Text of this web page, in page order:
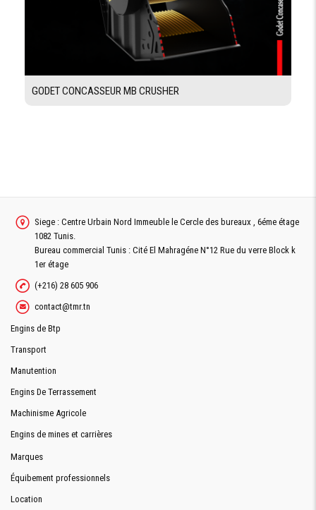
GODET CONCASSEUR MB CRUSHER
Siege : Centre Urbain Nord Immeuble le Cercle des bureaux , 6éme étage
1082 Tunis.
Bureau commercial Tunis : Cité El Mahragéne N°12 Rue du verre Block k
1er étage
(+216) 28 605 906
contact@tmr.tn
Engins de Btp
Transport
Manutention
Engins De Terrassement
Machinisme Agricole
Engins de mines et carrières
Marques
Équibement professionnels
Location